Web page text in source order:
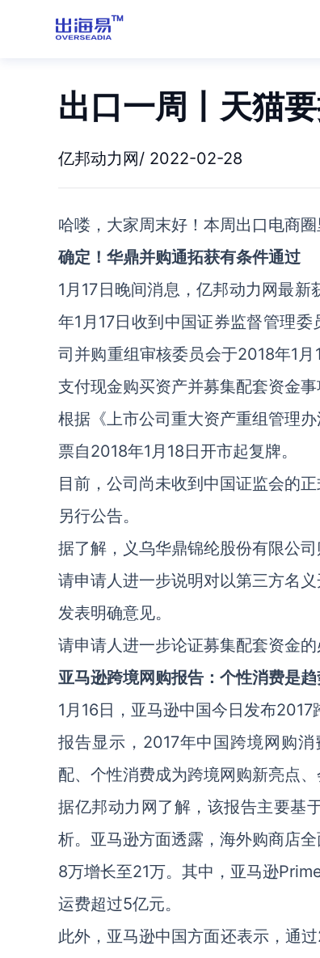
出口一周丨天猫
亿邦动力网/ 2022-02-28
哈喽，大家周末好！本周出口电商
确定！华鼎并购通拓获有条件通过
1月17日晚间消息，亿邦动力网最
年1月17日收到中国证券监督管理
司并购重组审核委员会于2018年1
支付现金购买资产并募集配套资金事
根据《上市公司重大资产重组管理
票自2018年1月18日开市起复牌。
目前，公司尚未收到中国证监会的
另行公告。
据了解，义乌华鼎锦纶股份有限公
请申请人进一步说明对以第三方名
发表明确意见。
请申请人进一步论证募集配套资金
亚马逊跨境网购报告：个性消费是
1月16日，亚马逊中国今日发布2017
报告显示，2017年中国跨境网购
配、个性消费成为跨境网购新亮点
据亿邦动力网了解，该报告主要基
析。亚马逊方面透露，海外购商店
8万增长至21万。其中，亚马逊
运费超过5亿元。
此外，亚马逊中国方面还表示，通